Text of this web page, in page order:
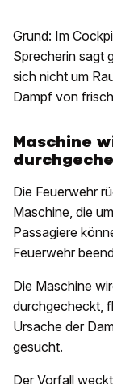
Grund: Im
Sprecherin sagt
sich nicht um
Dampf von
Maschine
Die Feuerwehr
Maschine, die
Passagiere
Feuerwehr
Die Maschine
durchgecheckt,
Ursache der
gesucht.
Der Vorfall